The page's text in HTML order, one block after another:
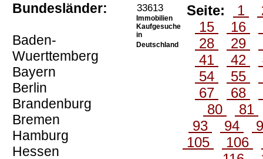
Bundesländer:
Baden-
Wuerttemberg
Bayern
Berlin
Brandenburg
Bremen
Hamburg
Hessen
33613
Immobilien
Kaufgesuche
in
Deutschland
Seite: 1
15
16
28
29
41
42
54
55
67
68
80
81
93
94
105
106